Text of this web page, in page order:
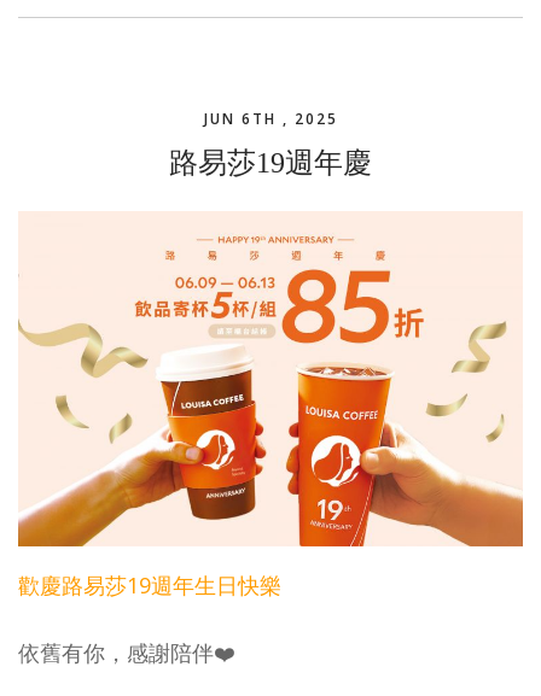
JUN 6TH , 2025
路易莎19週年慶
歡慶路易莎19週年生日快樂
依舊有你，感謝陪伴❤️